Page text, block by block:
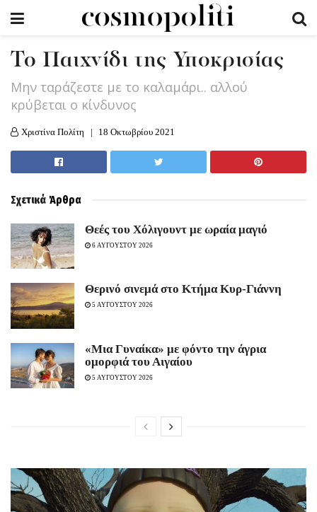
Το Παιχνίδι της Υποκρισίας
Μην ταράζεστε με το καλαμάρι.. αλλού
κρύβεται ο κίνδυνος
Χριστίνα Πολίτη 18 Οκτωβρίου 2021
Σχετικά Άρθρα
Θεές του Χόλιγουντ με ωραία μαγιό
6 ΑΥΓΟΥΣΤΟΥ 2026
Θερινό σινεμά στο Κτήμα Κυρ-Γιάννη
5 ΑΥΓΟΥΣΤΟΥ 2026
«Μια Γυναίκα» με φόντο την άγρια
ομορφιά του Αιγαίου
5 ΑΥΓΟΥΣΤΟΥ 2026